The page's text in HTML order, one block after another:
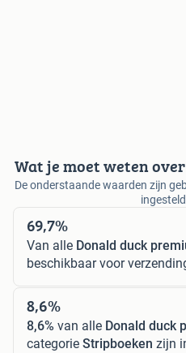
Wat je moet weten
De onderstaande waarden zijn
69,7%
Van alle Donald duck
beschikbaar voor
8,6%
8,6% van alle Donald duck
categorie Stripboeken zijn